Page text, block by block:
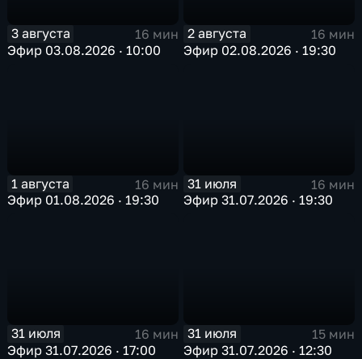
3 августа
16 мин
Эфир 03.08.2026 · 10:00
2 августа
16 мин
Эфир 02.08.2026 · 19:30
1 августа
16 мин
Эфир 01.08.2026 · 19:30
31 июля
16 мин
Эфир 31.07.2026 · 19:30
31 июля
16 мин
Эфир 31.07.2026 · 17:00
31 июля
15 мин
Эфир 31.07.2026 · 12:30